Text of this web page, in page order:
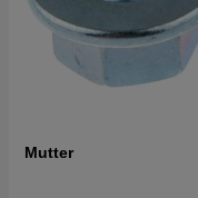
Mutter